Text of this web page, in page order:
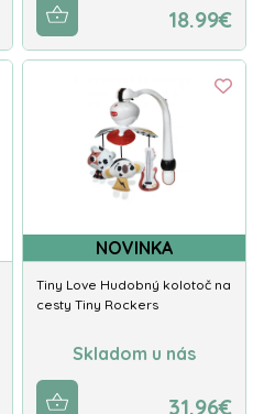
18.99€
NOVINKA
Tiny Love Hudobný kolotoč na
cesty Tiny Rockers
Skladom u nás
31.96€